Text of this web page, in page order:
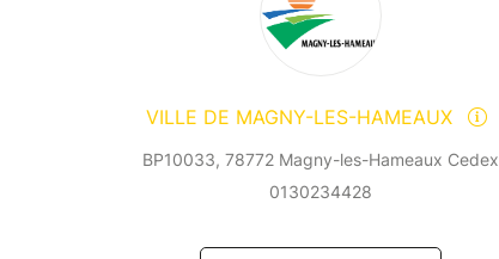
VILLE DE MAGNY-LES-HAMEAUX
BP10033, 78772 Magny-les-Hameaux Cedex
0130234428